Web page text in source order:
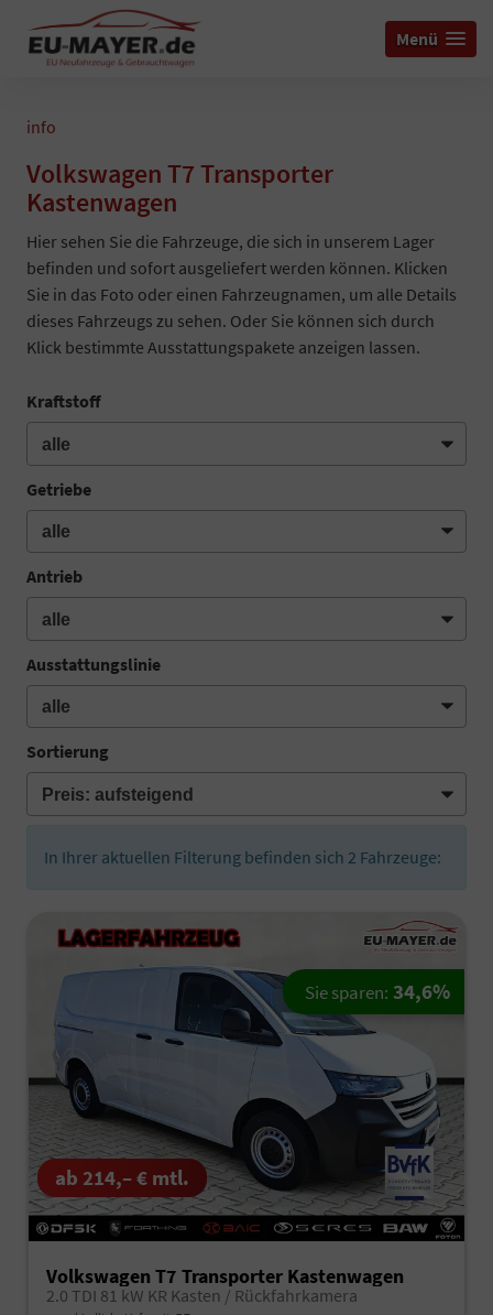
Menü
info
Volkswagen T7 Transporter
Kastenwagen
Hier sehen Sie die Fahrzeuge, die sich in unserem Lager
befinden und sofort ausgeliefert werden können. Klicken
Sie in das Foto oder einen Fahrzeugnamen, um alle Details
dieses Fahrzeugs zu sehen. Oder Sie können sich durch
Klick bestimmte Ausstattungspakete anzeigen lassen.
Kraftstoff
Getriebe
Antrieb
Ausstattungslinie
Sortierung
In Ihrer aktuellen Filterung befinden sich 2 Fahrzeuge:
ab 214,– € mtl.
Volkswagen T7 Transporter Kastenwagen
2.0 TDI 81 kW KR Kasten / Rückfahrkamera
Sie sparen: 34,6%